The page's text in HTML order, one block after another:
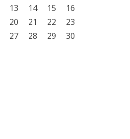
13 14 15
16
20 21 22
23
27 28 29
30